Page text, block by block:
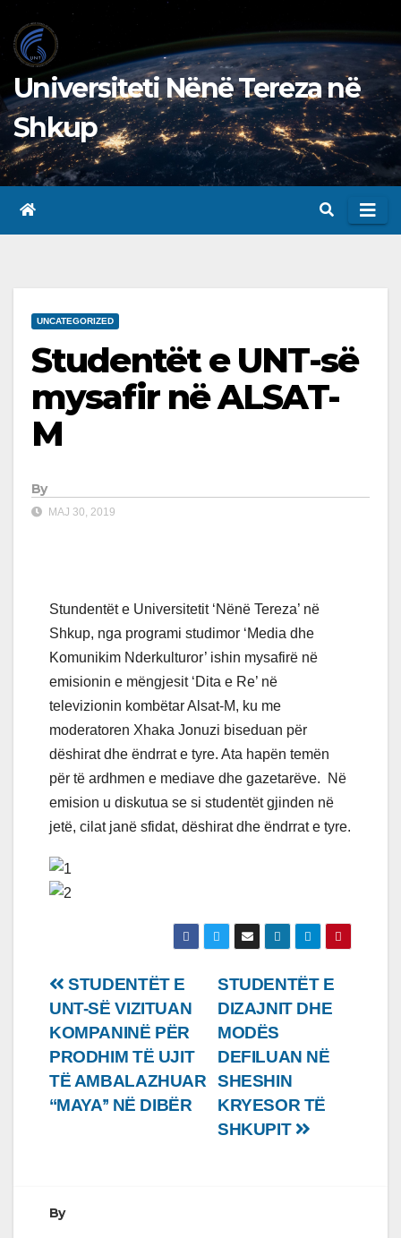
to
content
Universiteti Nënë Tereza në
Shkup
UNCATEGORIZED
Studentët e UNT-së
mysafir në ALSAT-
M
By
MAJ 30, 2019
Stundentët e Universitetit ‘Nënë Tereza’ në
Shkup, nga programi studimor ‘Media dhe
Komunikim Nderkulturor’ ishin mysafirë në
emisionin e mëngjesit ‘Dita e Re’ në
televizionin kombëtar Alsat-M, ku me
moderatoren Xhaka Jonuzi biseduan për
dëshirat dhe ëndrrat e tyre. Ata hapën temën
për të ardhmen e mediave dhe gazetarëve. Në
emision u diskutua se si studentët gjinden në
jetë, cilat janë sfidat, dëshirat dhe ëndrrat e tyre.
Lëvizje
te
postimet
STUDENTËT E
DIZAJNIT DHE
MODËS
DEFILUAN NË
SHESHIN
KRYESOR TË
SHKUPIT
STUDENTËT E
UNT-SË VIZITUAN
KOMPANINË PËR
PRODHIM TË UJIT
TË AMBALAZHUAR
‘‘MAYA’’ NË DIBËR
By